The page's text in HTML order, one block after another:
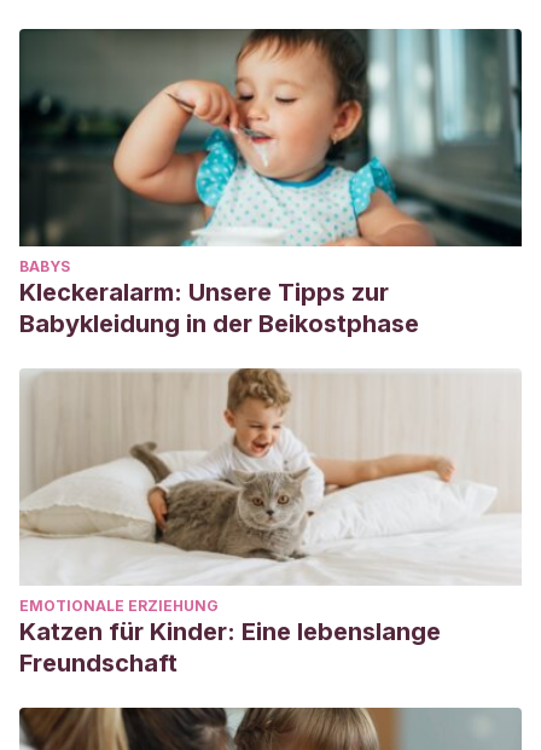
BABYS
Kleckeralarm: Unsere Tipps zur
Babykleidung in der Beikostphase
EMOTIONALE ERZIEHUNG
Katzen für Kinder: Eine lebenslange
Freundschaft